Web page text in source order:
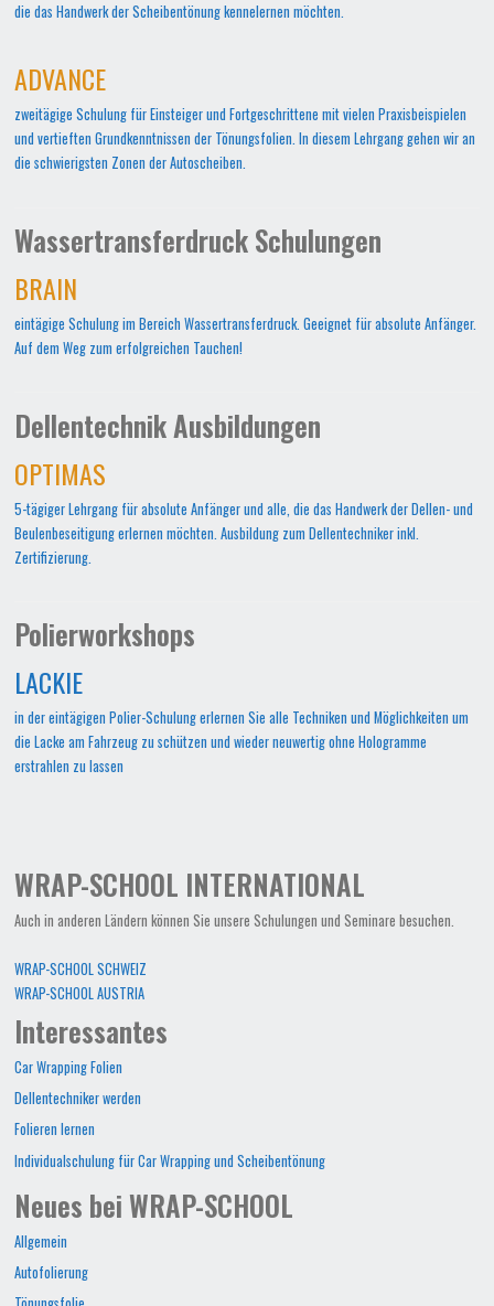
die das Handwerk der Scheibentönung kennelernen möchten.
ADVANCE
zweitägige Schulung für Einsteiger und Fortgeschrittene mit vielen Praxisbeispielen
und vertieften Grundkenntnissen der Tönungsfolien. In diesem Lehrgang gehen wir an
die schwierigsten Zonen der Autoscheiben.
Wassertransferdruck Schulungen
BRAIN
eintägige Schulung im Bereich Wassertransferdruck. Geeignet für absolute Anfänger.
Auf dem Weg zum erfolgreichen Tauchen!
Dellentechnik Ausbildungen
OPTIMAS
5-tägiger Lehrgang für absolute Anfänger und alle, die das Handwerk der Dellen- und
Beulenbeseitigung erlernen möchten. Ausbildung zum Dellentechniker inkl.
Zertifizierung.
Polierworkshops
LACKIE
in der eintägigen Polier-Schulung erlernen Sie alle Techniken und Möglichkeiten um
die Lacke am Fahrzeug zu schützen und wieder neuwertig ohne Hologramme
erstrahlen zu lassen
WRAP-SCHOOL INTERNATIONAL
Auch in anderen Ländern können Sie unsere Schulungen und Seminare besuchen.
WRAP-SCHOOL SCHWEIZ
WRAP-SCHOOL AUSTRIA
Interessantes
Car Wrapping Folien
Dellentechniker werden
Folieren lernen
Individualschulung für Car Wrapping und Scheibentönung
Neues bei WRAP-SCHOOL
Allgemein
Autofolierung